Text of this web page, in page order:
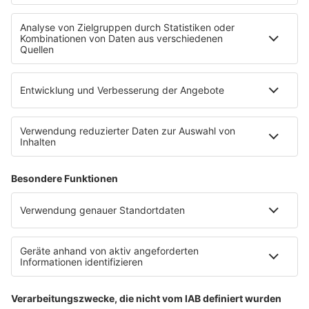
Uniklinik Tübingen eröffnet neues
Fahrradparkhaus
Die Uniklinik Tübingen hat ein neues Fahrradparkhaus
eröffnet. Direkt an der Medizinischen Klinik bietet es
E-Bikes über eine Photovoltaikanlage auf dem …
Impressum
Datenschutzerklärung